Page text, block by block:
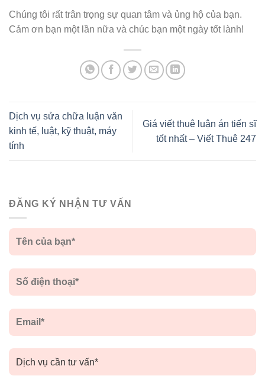
Chúng tôi rất trân trọng sự quan tâm và ủng hộ của bạn.
Cảm ơn bạn một lần nữa và chúc bạn một ngày tốt lành!
Dịch vụ sửa chữa luận văn
kinh tế, luật, kỹ thuật, máy
tính
Giá viết thuê luận án tiến sĩ
tốt nhất – Viết Thuê 247
ĐĂNG KÝ NHẬN TƯ VẤN